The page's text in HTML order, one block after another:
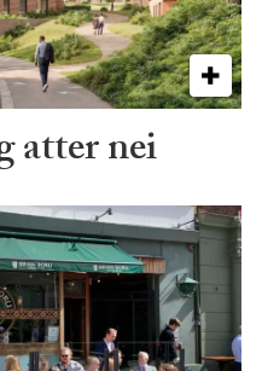
atter nei